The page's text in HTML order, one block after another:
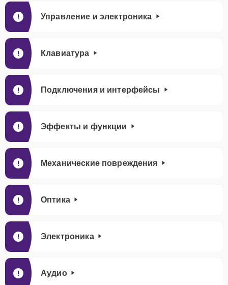
Управление и электроника
Клавиатура
Подключения и интерфейсы
Эффекты и функции
Механические повреждения
Оптика
Электроника
Аудио